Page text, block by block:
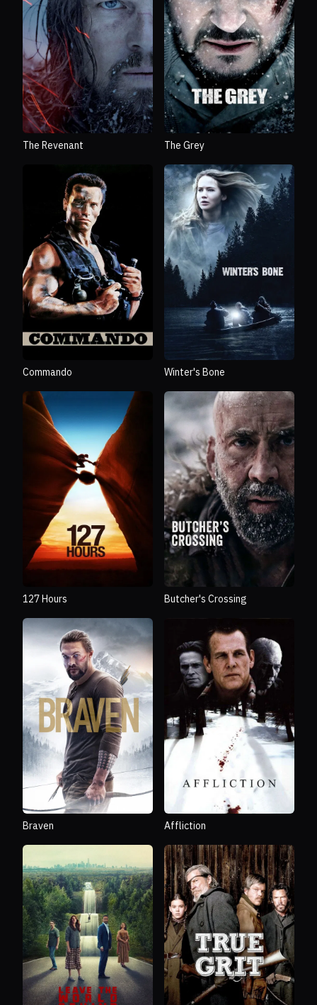
The Revenant The Grey
Commando Winter's Bone
127 Hours Butcher's Crossing
Braven Affliction